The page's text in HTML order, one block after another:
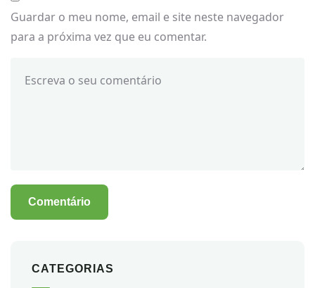
Guardar o meu nome, email e site neste navegador
para a próxima vez que eu comentar.
CATEGORIAS